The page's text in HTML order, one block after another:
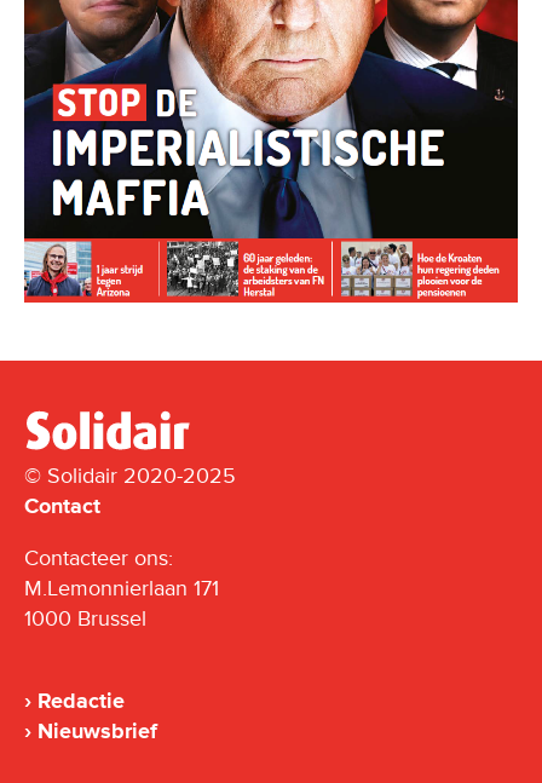
© Solidair 2020-2025
Contact
Contacteer ons:
M.Lemonnierlaan 171
1000 Brussel
Redactie
Nieuwsbrief